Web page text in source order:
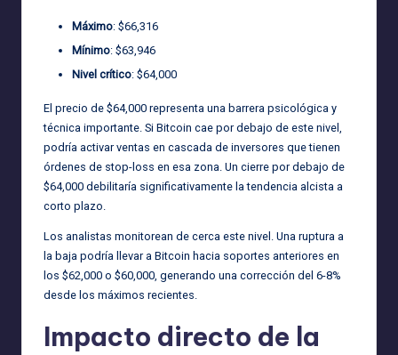
Máximo: $66,316
Mínimo: $63,946
Nivel crítico: $64,000
El precio de $64,000 representa una barrera psicológica y
técnica importante. Si Bitcoin cae por debajo de este nivel,
podría activar ventas en cascada de inversores que tienen
órdenes de stop-loss en esa zona. Un cierre por debajo de
$64,000 debilitaría significativamente la tendencia alcista a
corto plazo.
Los analistas monitorean de cerca este nivel. Una ruptura a
la baja podría llevar a Bitcoin hacia soportes anteriores en
los $62,000 o $60,000, generando una corrección del 6-8%
desde los máximos recientes.
Impacto directo de la